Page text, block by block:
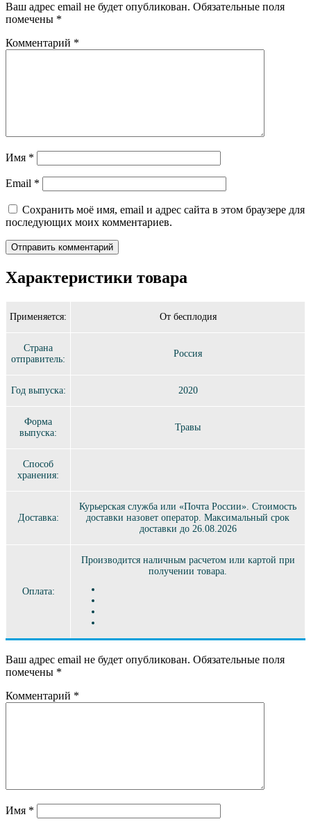
Ваш адрес email не будет опубликован. Обязательные поля
помечены *
Комментарий *
Имя *
Email *
Сохранить моё имя, email и адрес сайта в этом браузере для
последующих моих комментариев.
Характеристики товара
Применяется: От бесплодия
Страна
отправитель:
Россия
Год выпуска: 2020
Форма
выпуска:
Травы
Способ
хранения:
Доставка:
Курьерская служба или «Почта России». Стоимость
доставки назовет оператор. Максимальный срок
доставки до 26.08.2026
Оплата:
Производится наличным расчетом или картой при
получении товара.
Ваш адрес email не будет опубликован. Обязательные поля
помечены *
Комментарий *
Имя *